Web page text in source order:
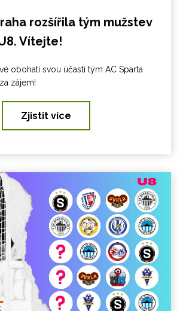
rozšířila tým mužstev
Vítejte!
obohatí svou účastí tým AC Sparta
zájem!
Zjistit více